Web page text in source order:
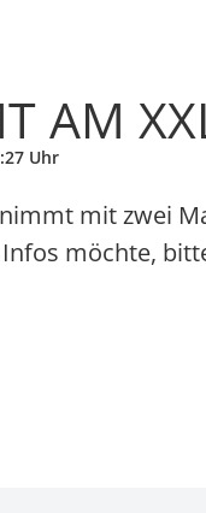
AM
Uhr
mit zwei
möchte,